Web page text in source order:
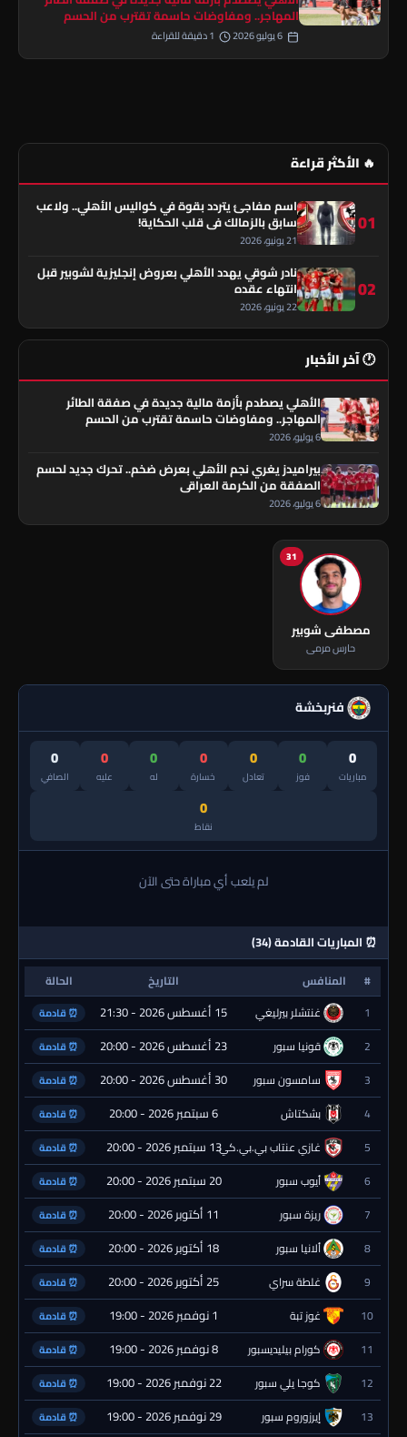
المهاجر.. ومفاوضات حاسمة تقترب من الحسم
🔥 الأكثر قراءة
01
اسم مفاجئ يتردد بقوة في كواليس الأهلي.. ولاعب
سابق بالزمالك في قلب الحكاية!
21 يونيو، 2026
02
نادر شوقي يهدد الأهلي بعروض إنجليزية لشوبير قبل
انتهاء عقده
22 يونيو، 2026
🕐 آخر الأخبار
الأهلي يصطدم بأزمة مالية جديدة في صفقة الطائر
المهاجر.. ومفاوضات حاسمة تقترب من الحسم
6 يوليو، 2026
بيراميدز يغري نجم الأهلي بعرض ضخم.. تحرك جديد لحسم
الصفقة من الكرمة العراقي
6 يوليو، 2026
31
مصطفى شوبير
حارس مرمى
فنربخشة
0
مباريات
0
فوز
0
تعادل
0
خسارة
0
له
0
عليه
0
الصافي
0
نقاط
لم يلعب أي مباراة حتى الآن
⏰ المباريات القادمة (34)
# المنافس التاريخ
الحالة
1
غنتشلر بيرليغي 15 أغسطس 2026 - 21:30 ⏰ قادمة
2 قونيا سبور 23 أغسطس 2026 - 20:00 ⏰ قادمة
3 سامسون سبور 30 أغسطس 2026 - 20:00 ⏰ قادمة
4 بشكتاش 6 سبتمبر 2026 - 20:00 ⏰ قادمة
5 غازي عنتاب بي.بي.كي.13 سبتمبر 2026 - 20:00 ⏰ قادمة
6 أيوب سبور 20 سبتمبر 2026 - 20:00 ⏰ قادمة
7 ريزة سبور 11 أكتوبر 2026 - 20:00 ⏰ قادمة
8 ألانيا سبور 18 أكتوبر 2026 - 20:00 ⏰ قادمة
9 غلطة سراي 25 أكتوبر 2026 - 20:00 ⏰ قادمة
10 غوز تبة 1 نوفمبر 2026 - 19:00 ⏰ قادمة
11 كورام بيليديسبور 8 نوفمبر 2026 - 19:00 ⏰ قادمة
12 كوجا يلي سبور 22 نوفمبر 2026 - 19:00 ⏰ قادمة
13 إيرزوروم سبور 29 نوفمبر 2026 - 19:00 ⏰ قادمة